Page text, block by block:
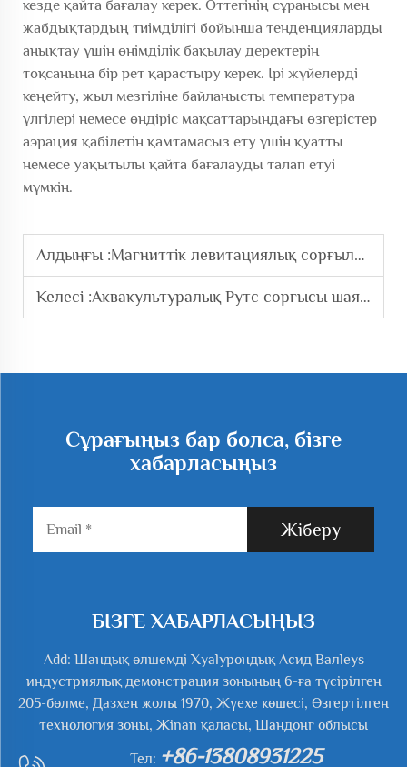
кезде қайта бағалау керек. Оттегінің сұранысы мен
жабдықтардың тиімділігі бойынша тенденцияларды
анықтау үшін өнімділік бақылау деректерін
тоқсанына бір рет қарастыру керек. Ірі жүйелерді
кеңейту, жыл мезгіліне байланысты температура
үлгілері немесе өндіріс мақсаттарындағы өзгерістер
аэрация қабілетін қамтамасыз ету үшін қуатты
немесе уақытылы қайта бағалауды талап етуі
мүмкін.
Алдыңғы :Магниттік левитациялық сорғылар дәстүрлі сорғы технологияларымен салыстырғанда қалай?
Келесі :Аквакультуралық Рутс сорғысы шаян шаруашылықтарына қандай пайдalar әкеледі?
Сұрағыңыз бар болса, бізге
хабарласыңыз
Жіберу
БІЗГЕ ХАБАРЛАСЫҢЫЗ
Add: Шандық өлшемді Хyalурондық Асид Валleys
индустриялық демонстрация зонының 6-ға түсірілген
205-бөлме, Дазхен жолы 1970, Жүехе көшесі, Өзгертілген
технология зоны, Жinan қаласы, Шандонг облысы
Тел: +86-13808931225